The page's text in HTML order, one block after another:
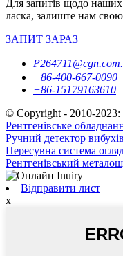
Для запитів щодо наших
ласка, залиште нам
ЗАПИТ ЗАРАЗ
+86-400-667-0090
+86-15179163610
© Copyright - 2010-2023:
Рентгенівське
Ручний детектор
Пересувна система
Рентгенівський
Відправити лист
x